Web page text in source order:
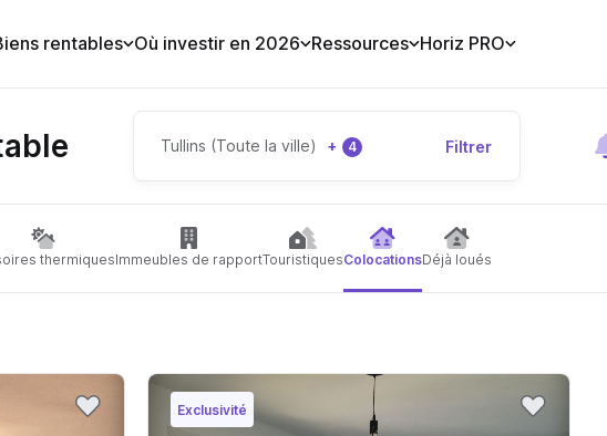
rentables Où investir en 2026 Ressources Horiz PRO
Tullins (Toute la ville) + 4 Filtrer
thermiquesImmeubles de rapportTouristiquesColocationsDéjà loués
Exclusivité